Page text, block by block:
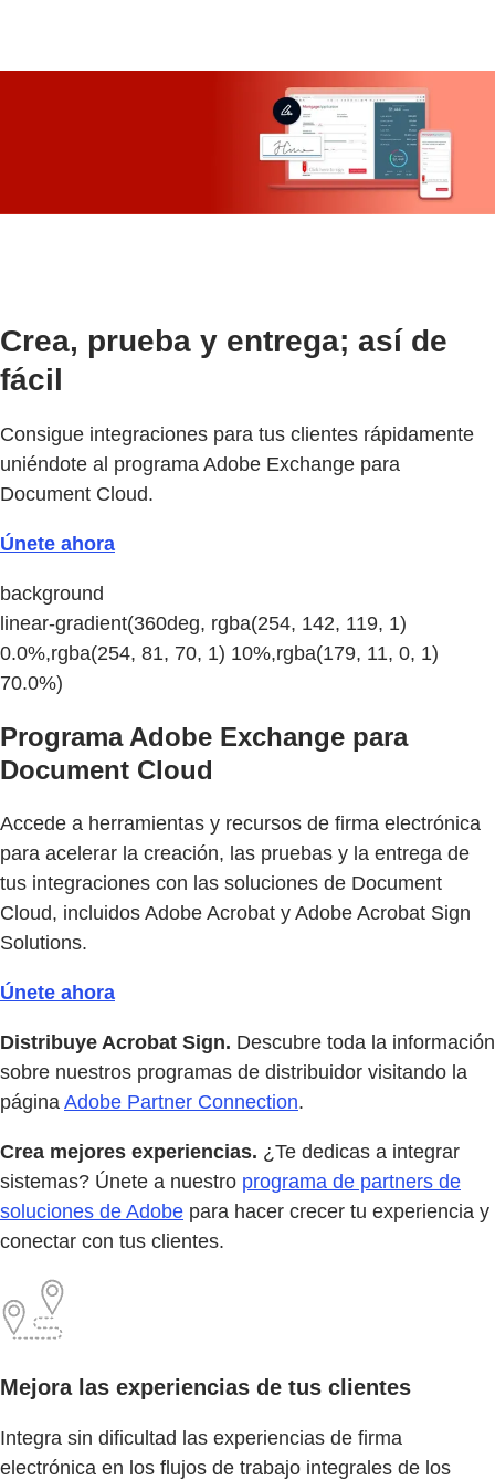
Crea, prueba y entrega; así de
fácil
Consigue integraciones para tus clientes rápidamente
uniéndote al programa Adobe Exchange para
Document Cloud.
Únete ahora
background
linear-gradient(360deg, rgba(254, 142, 119, 1)
0.0%,rgba(254, 81, 70, 1) 10%,rgba(179, 11, 0, 1)
70.0%)
Programa Adobe Exchange para
Document Cloud
Accede a herramientas y recursos de firma electrónica
para acelerar la creación, las pruebas y la entrega de
tus integraciones con las soluciones de Document
Cloud, incluidos Adobe Acrobat y Adobe Acrobat Sign
Solutions.
Únete ahora
Distribuye Acrobat Sign. Descubre toda la información
sobre nuestros programas de distribuidor visitando la
página Adobe Partner Connection.
Crea mejores experiencias. ¿Te dedicas a integrar
sistemas? Únete a nuestro programa de partners de
soluciones de Adobe para hacer crecer tu experiencia y
conectar con tus clientes.
Mejora las experiencias de tus clientes
Integra sin dificultad las experiencias de firma
electrónica en los flujos de trabajo integrales de los